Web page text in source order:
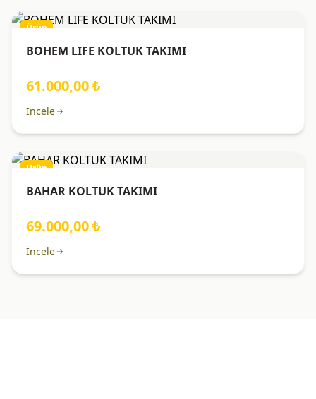
Ürün
BOHEM LIFE KOLTUK TAKIMI
61.000,00 ₺
İncele
Ürün
BAHAR KOLTUK TAKIMI
69.000,00 ₺
İncele